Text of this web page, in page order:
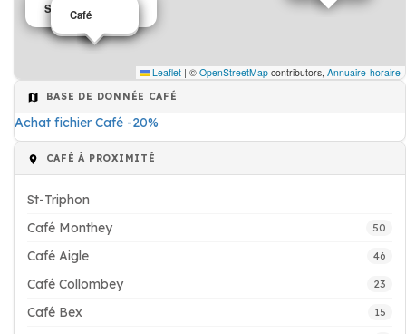
Salons de thé café
Café
Café
Leaflet | © OpenStreetMap contributors, Annuaire-horaire
BASE DE DONNÉE CAFÉ
Achat fichier Café -20%
CAFÉ À PROXIMITÉ
St-Triphon
Café Monthey
50
Café Aigle 46
Café Collombey 23
Café Bex 15